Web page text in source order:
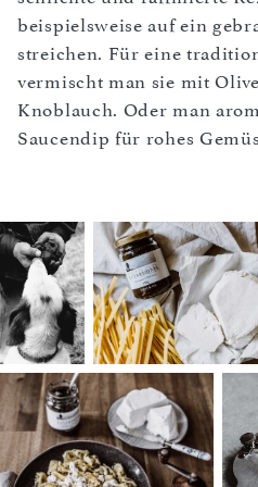
beispielsweise auf ein
streichen. Für eine
vermischt man sie mit
Knoblauch. Oder man
Saucendip für rohes